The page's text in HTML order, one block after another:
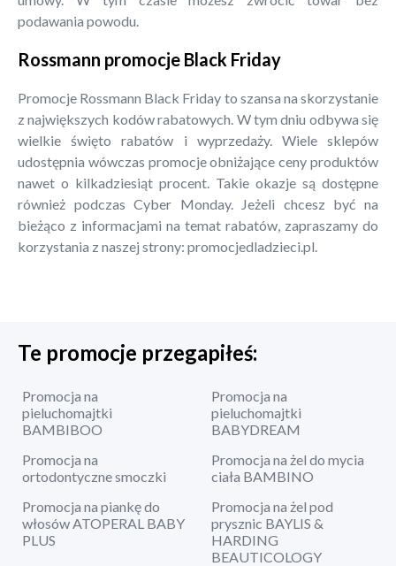
podawania powodu.
Rossmann promocje Black Friday
Promocje Rossmann Black Friday to szansa na skorzystanie
z największych kodów rabatowych. W tym dniu odbywa się
wielkie święto rabatów i wyprzedaży. Wiele sklepów
udostępnia wówczas promocje obniżające ceny produktów
nawet o kilkadziesiąt procent. Takie okazje są dostępne
również podczas Cyber Monday. Jeżeli chcesz być na
bieżąco z informacjami na temat rabatów, zapraszamy do
korzystania z naszej strony: promocjedladzieci.pl.
Te promocje przegapiłeś:
Promocja na
pieluchomajtki
BAMBIBOO
Promocja na
pieluchomajtki
BABYDREAM
Promocja na
ortodontyczne smoczki
Promocja na żel do mycia
ciała BAMBINO
Promocja na piankę do
włosów ATOPERAL BABY
PLUS
Promocja na żel pod
prysznic BAYLIS &
HARDING
BEAUTICOLOGY